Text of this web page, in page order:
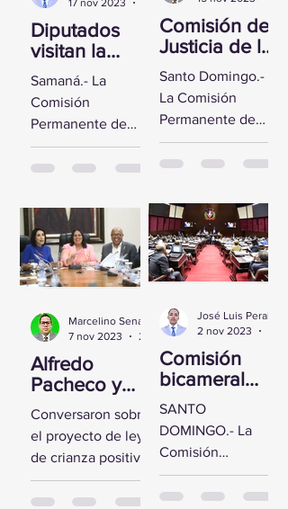
Diputados
visitan la
Fortaleza de
Santa
Bárbara de
Samaná
Samaná.- La
Comisión
Permanente de
Derechos
Humanos de la
Diputados visitó la
Fortaleza de Santa
Bárbara de
Samaná, a fin de...
Comisión de
Justicia de la
CD se reúne
con Yeni
Berenice
Reynoso
Santo Domingo.-
La Comisión
Permanente de
Justicia de la
Cámara de
un encuentro con
la Directora de
Persecución del...
Alfredo
Pacheco y
comisión de
diputados
reciben a la
Primera
Dama
Conversaron sobre
el proyecto de ley
de crianza positiva
SANTO
DOMINGO.- El
Marcelino Sena
7 nov 2023
Comisión
bicameral
inicia hoy el
estudio del
Presupuesto
General del
Estado 2024
SANTO
DOMINGO.- La
Comisión
Bicameral Especial
iniciará hoy los
José Luis Peralta
2 nov 2023